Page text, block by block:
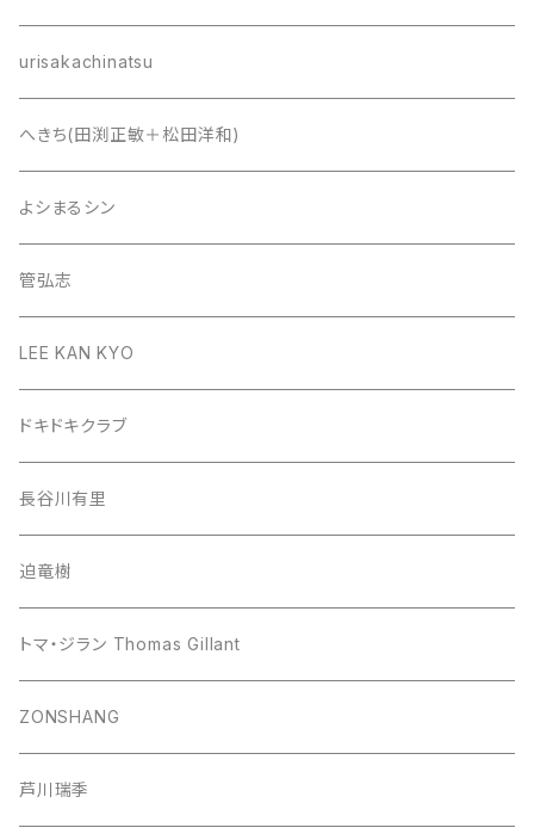
urisakachinatsu
へきち(田渕正敏＋松田洋和)
よシまるシン
管弘志
LEE KAN KYO
ドキドキクラブ
長谷川有里
迫竜樹
トマ・ジラン Thomas Gillant
ZONSHANG
芦川瑞季